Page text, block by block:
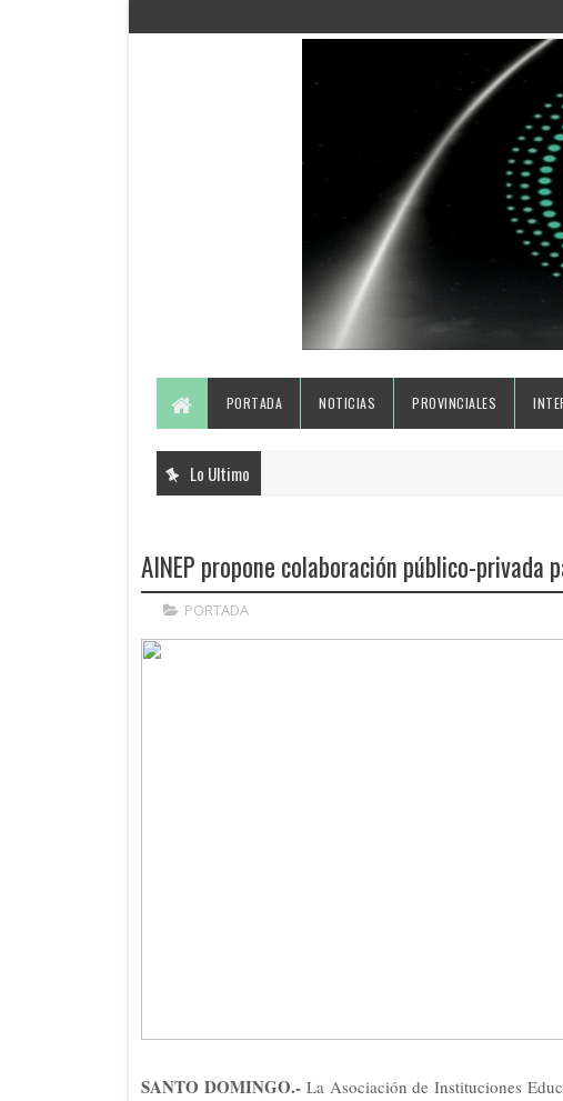
PORTADA NOTICIAS PROVINCIALES
Lo Ultimo
AINEP propone colaboración público-
PORTADA
SANTO DOMINGO.-La Asociación de Instituciones